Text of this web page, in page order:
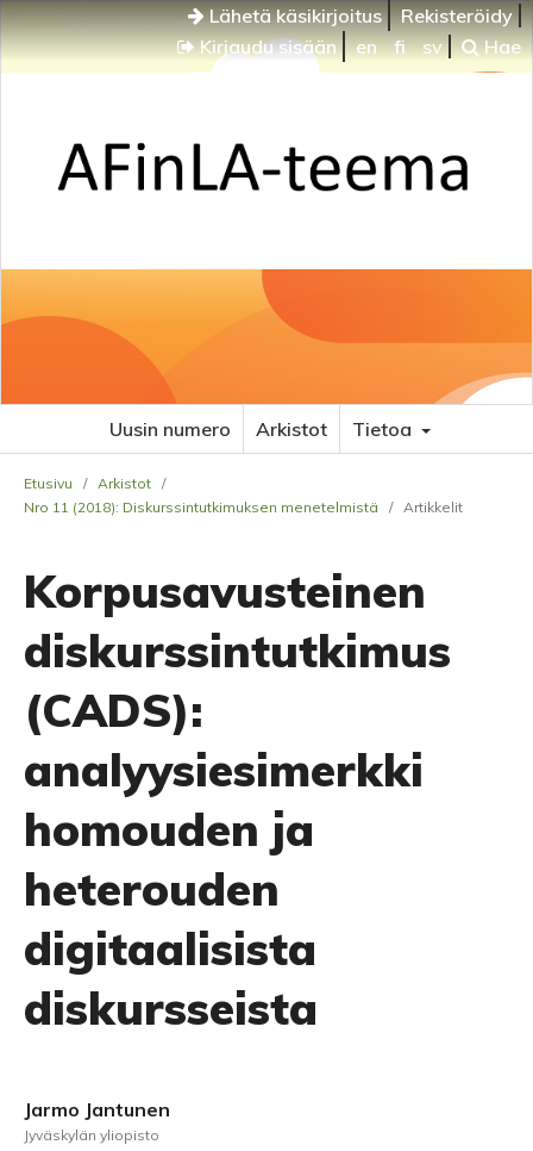
Lähetä käsikirjoitus
Rekisteröidy
Kirjaudu sisään
en fi sv Hae
Uusin numero Arkistot Tietoa
Etusivu / Arkistot /
Nro 11 (2018): Diskurssintutkimuksen menetelmistä
/ Artikkelit
Korpusavusteinen
diskurssintutkimus
(CADS):
analyysiesimerkki
homouden ja
heterouden
digitaalisista
diskursseista
Jarmo Jantunen
Jyväskylän yliopisto